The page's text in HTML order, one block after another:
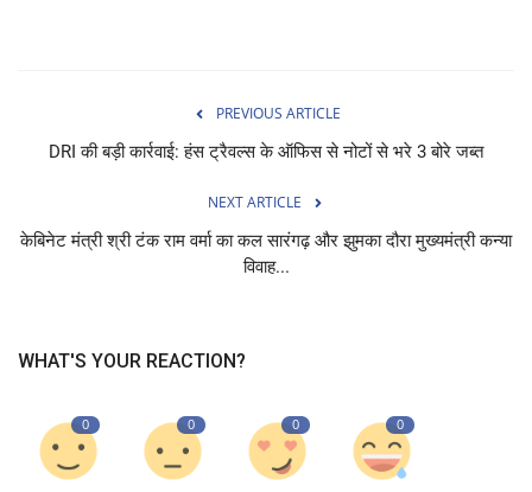
PREVIOUS ARTICLE
DRI की बड़ी कार्रवाई: हंस ट्रैवल्स के ऑफिस से नोटों से भरे 3 बोरे जब्त
NEXT ARTICLE
केबिनेट मंत्री श्री टंक राम वर्मा का कल सारंगढ़ और झुमका दौरा मुख्यमंत्री कन्या
विवाह...
WHAT'S YOUR REACTION?
0 0 0 0